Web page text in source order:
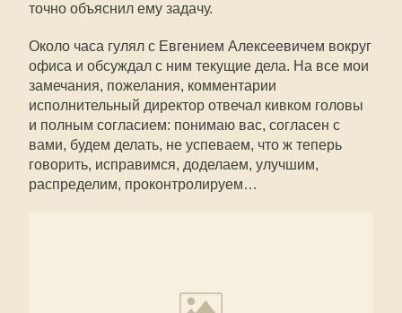
точно объяснил ему задачу.
Около часа гулял с Евгением Алексеевичем вокруг
офиса и обсуждал с ним текущие дела. На все мои
замечания, пожелания, комментарии
исполнительный директор отвечал кивком головы
и полным согласием: понимаю вас, согласен с
вами, будем делать, не успеваем, что ж теперь
говорить, исправимся, доделаем, улучшим,
распределим, проконтролируем…